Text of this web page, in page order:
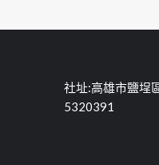
社址:高雄市鹽埕
5320391